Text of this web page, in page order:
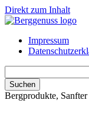
Direkt zum Inhalt
Impressum
Bergprodukte,